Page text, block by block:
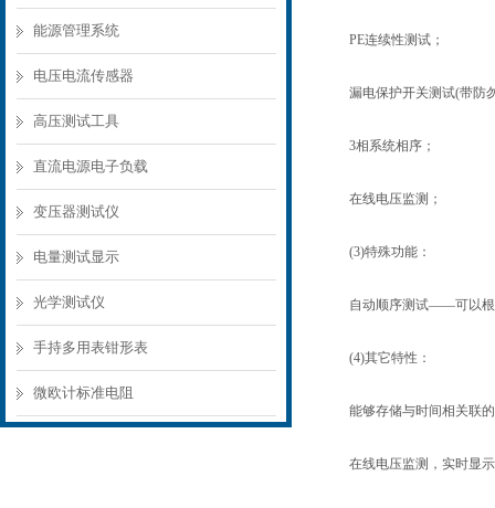
能源管理系统
电压电流传感器
高压测试工具
直流电源电子负载
变压器测试仪
电量测试显示
光学测试仪
手持多用表钳形表
微欧计标准电阻
PE连续性测试；
漏电保护开关测试(带防
3相系统相序；
在线电压监测；
(3)特殊功能：
自动顺序测试――可以根
(4)其它特性：
能够存储与时间相关联的
在线电压监测，实时显示